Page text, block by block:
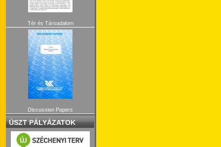
Tér és Társadalom
Discussion Papers
ÚSZT PÁLYÁZATOK